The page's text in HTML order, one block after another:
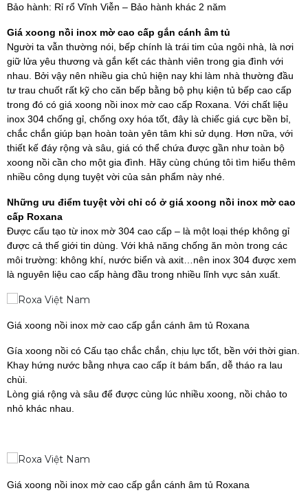
Bảo hành: Rỉ rổ Vĩnh Viễn – Bảo hành khác 2 năm
Giá xoong nồi inox mờ cao cấp gắn cánh âm tủ
Người ta vẫn thường nói, bếp chính là trái tim của ngôi nhà, là nơi
giữ lửa yêu thương và gắn kết các thành viên trong gia đình với
nhau. Bởi vậy nên nhiều gia chủ hiện nay khi làm nhà thường đầu
tư trau chuốt rất kỹ cho căn bếp bằng bộ phụ kiện tủ bếp cao cấp
trong đó có giá xoong nồi inox mờ cao cấp Roxana. Với chất liệu
inox 304 chống gỉ, chống oxy hóa tốt, đây là chiếc giá cực bền bỉ,
chắc chắn giúp bạn hoàn toàn yên tâm khi sử dụng. Hơn nữa, với
thiết kế đáy rộng và sâu, giá có thể chứa được gần như toàn bộ
xoong nồi cần cho một gia đình. Hãy cùng chúng tôi tìm hiểu thêm
nhiều công dụng tuyệt vời của sản phẩm này nhé.
Những ưu điểm tuyệt vời chỉ có ở giá xoong nồi inox mờ cao
cấp Roxana
Được cấu tạo từ inox mờ 304 cao cấp – là một loại thép không gỉ
được cả thế giới tin dùng. Với khả năng chống ăn mòn trong các
môi trường: không khí, nước biển và axit…nên inox 304 được xem
là nguyên liệu cao cấp hàng đầu trong nhiều lĩnh vực sản xuất.
Giá xoong nồi inox mờ cao cấp gắn cánh âm tủ Roxana
Gía xoong nồi có Cấu tạo chắc chắn, chịu lực tốt, bền với thời gian.
Khay hứng nước bằng nhựa cao cấp ít bám bẩn, dễ tháo ra lau
chùi.
Lòng giá rộng và sâu để được cùng lúc nhiều xoong, nồi chảo to
nhỏ khác nhau.
Giá xoong nồi inox mờ cao cấp gắn cánh âm tủ Roxana